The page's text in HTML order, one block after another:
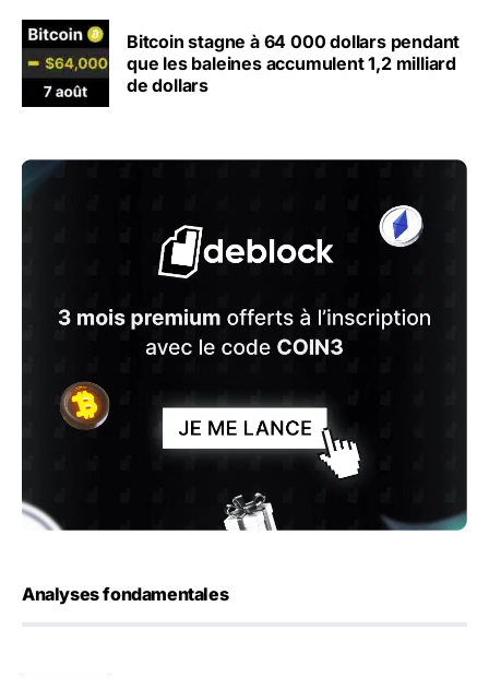
Bitcoin stagne à 64 000 dollars pendant
que les baleines accumulent 1,2 milliard
de dollars
Analyses fondamentales